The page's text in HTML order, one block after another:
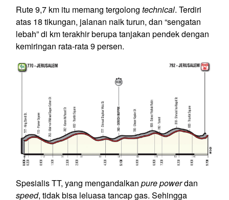
Rute 9,7 km itu memang tergolong technical. Terdiri
atas 18 tikungan, jalanan naik turun, dan “sengatan
lebah” di km terakhir berupa tanjakan pendek dengan
kemiringan rata-rata 9 persen.
Spesialis TT, yang mengandalkan pure powerdan
speed, tidak bisa leluasa tancap gas. Sehingga